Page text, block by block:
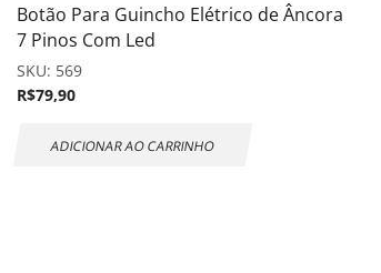
Botão Para Guincho Elétrico de Âncora
7 Pinos Com Led
SKU: 569
R$79,90
ADICIONAR AO CARRINHO